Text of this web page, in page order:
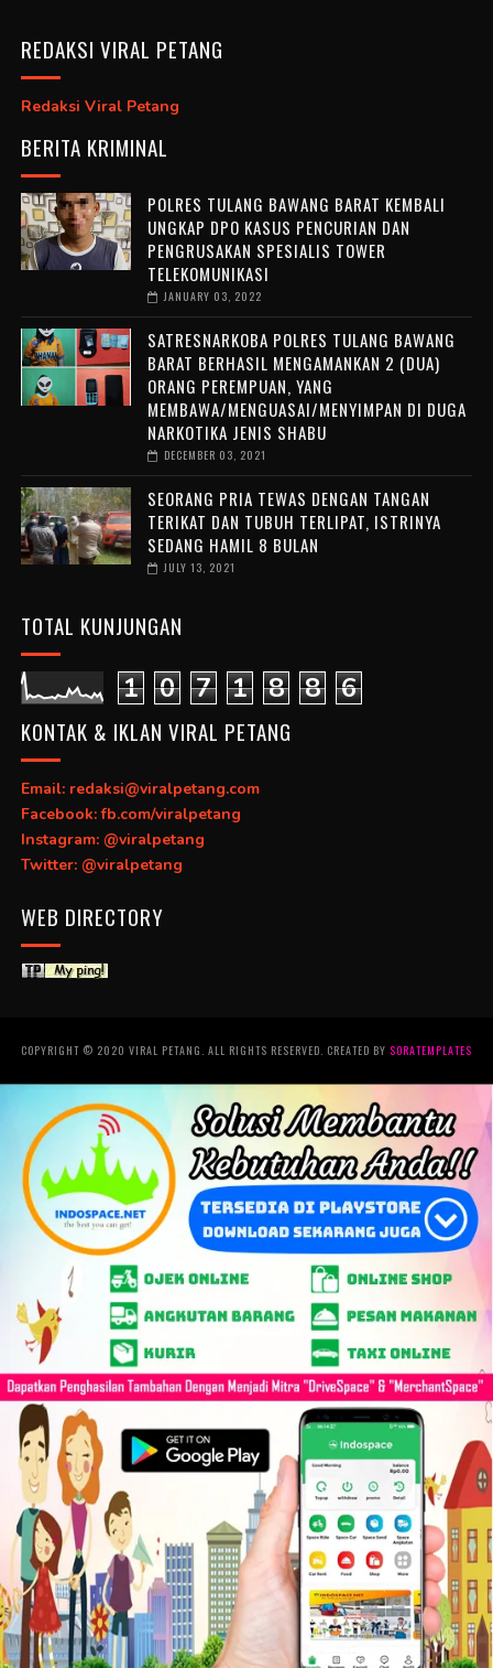
REDAKSI VIRAL PETANG
Redaksi Viral Petang
BERITA KRIMINAL
POLRES TULANG BAWANG BARAT KEMBALI
UNGKAP DPO KASUS PENCURIAN DAN
PENGRUSAKAN SPESIALIS TOWER
TELEKOMUNIKASI
JANUARY 03, 2022
SATRESNARKOBA POLRES TULANG BAWANG
BARAT BERHASIL MENGAMANKAN 2 (DUA)
ORANG PEREMPUAN, YANG
MEMBAWA/MENGUASAI/MENYIMPAN DI DUGA
NARKOTIKA JENIS SHABU
DECEMBER 03, 2021
SEORANG PRIA TEWAS DENGAN TANGAN
TERIKAT DAN TUBUH TERLIPAT, ISTRINYA
SEDANG HAMIL 8 BULAN
JULY 13, 2021
TOTAL KUNJUNGAN
1 0 7 1 8 8 6
KONTAK & IKLAN VIRAL PETANG
Email: redaksi@viralpetang.com
Facebook: fb.com/viralpetang
Instagram: @viralpetang
Twitter: @viralpetang
WEB DIRECTORY
COPYRIGHT © 2020 VIRAL PETANG. ALL RIGHTS RESERVED. CREATED BY SORATEMPLATES